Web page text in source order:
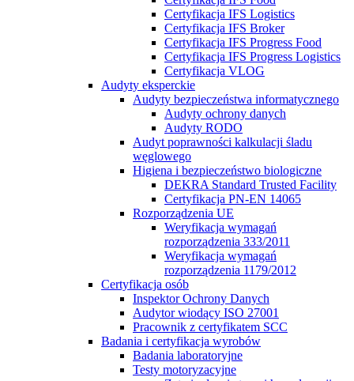
Certyfikacja IFS Logistics
Certyfikacja IFS Broker
Certyfikacja IFS Progress Food
Certyfikacja IFS Progress Logistics
Certyfikacja VLOG
Audyty eksperckie
Audyty bezpieczeństwa informatycznego
Audyty ochrony danych
Audyty RODO
Audyt poprawności kalkulacji śladu
węglowego
Higiena i bezpieczeństwo biologiczne
DEKRA Standard Trusted Facility
Certyfikacja PN-EN 14065
Rozporządzenia UE
Weryfikacja wymagań
rozporządzenia 333/2011
Weryfikacja wymagań
rozporządzenia 1179/2012
Certyfikacja osób
Inspektor Ochrony Danych
Audytor wiodący ISO 27001
Pracownik z certyfikatem SCC
Badania i certyfikacja wyrobów
Badania laboratoryjne
Testy motoryzacyjne